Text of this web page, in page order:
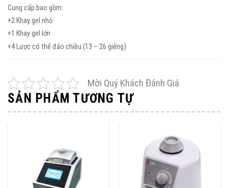
Cung cấp bao gồm:
+2 Khay gel nhỏ
+1 Khay gel lớn
+4 Lược có thể đảo chiều (13 – 26 giếng)
Mời Quý Khách Đánh Giá
SẢN PHẨM TƯƠNG TỰ